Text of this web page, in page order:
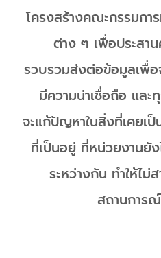
โครงสร้างคณะกรรมกา
ต่าง ๆ เพื่อประสา
รวบรวมส่งต่อข้อมูลเพื่
มีความน่าเชื่อถือ และ
จะแก้ปัญหาในสิ่งที่เคยเ
ที่เป็นอยู่ ที่หน่วยงานยัง
ระหว่างกัน ทำให้ไม่
สถานการ